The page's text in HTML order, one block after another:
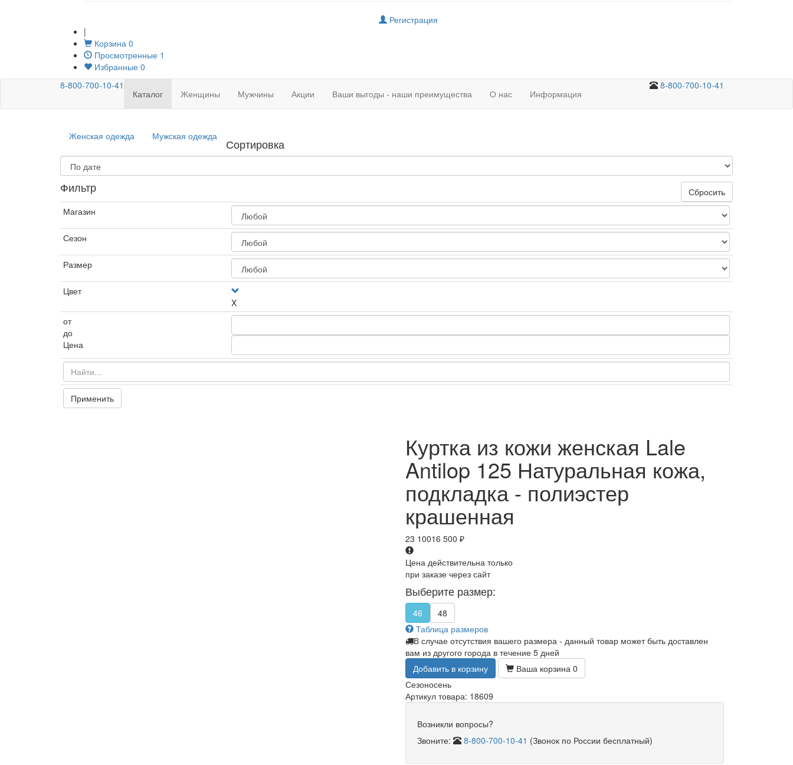
Регистрация
|
Корзина 0
Просмотренные 1
Избранные 0
8-800-700-10-41
Каталог Женщины Мужчины Акции Ваши выгоды - наши преимущества О нас Информация
8-800-700-10-41
Женская одежда Мужская одежда
Сортировка
Фильтр
Сбросить
Магазин
Сезон
Размер
Цвет
X
от
до
Цена
Применить
Куртка из кожи женская Lale
Antilop 125 Натуральная кожа,
подкладка - полиэстер
крашенная
23 10016 500 ₽
Цена действительна только
при заказе через сайт
Выберите размер:
46
48
Таблица размеров
В случае отсутствия вашего размера - данный товар может быть доставлен
вам из другого города в течение 5 дней
Добавить в корзину
Ваша корзина 0
Сезоносень
Артикул товара: 18609
Возникли вопросы?
Звоните:
8-800-700-10-41 (Звонок по России бесплатный)